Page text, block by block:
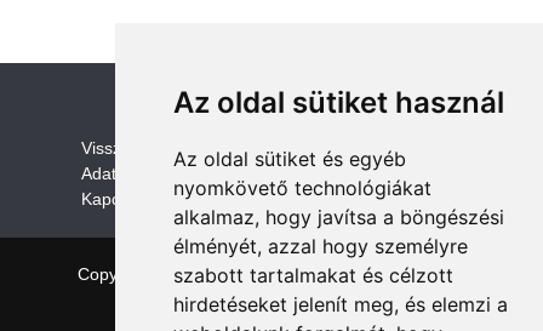
Az oldal sütiket használ
Az oldal sütiket és egyéb
nyomkövető technológiákat
alkalmaz, hogy javítsa a böngészési
élményét, azzal hogy személyre
szabott tartalmakat és célzott
hirdetéseket jelenít meg, és elemzi a
Visszaküldési és visszatérítési szabályzat
Adatvédelem /GDPR
Kapcsolat
Copyright © 2026 quadalkatreszek.com | Theme:
NewStoreby ThemeFarmer